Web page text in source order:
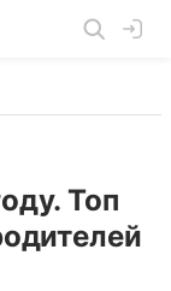
Топ